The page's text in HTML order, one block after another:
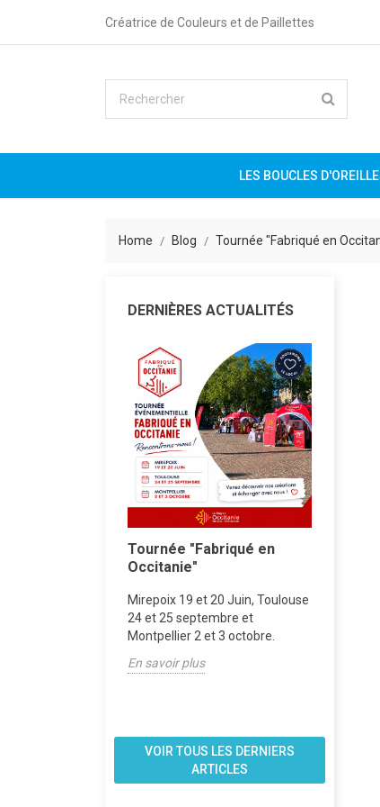
Créatrice de Couleurs et de Paillettes
LES BOUCLES
Home Blog Tournée "Fabriqué en
DERNIÈRES ACTUALITÉS
Tournée "Fabriqué en
Occitanie"
Mirepoix 19 et 20 Juin, Toulouse
24 et 25 septembre et
Montpellier 2 et 3 octobre.
En savoir plus
RDV
En
VOIR TOUS LES DERNIERS
ARTICLES